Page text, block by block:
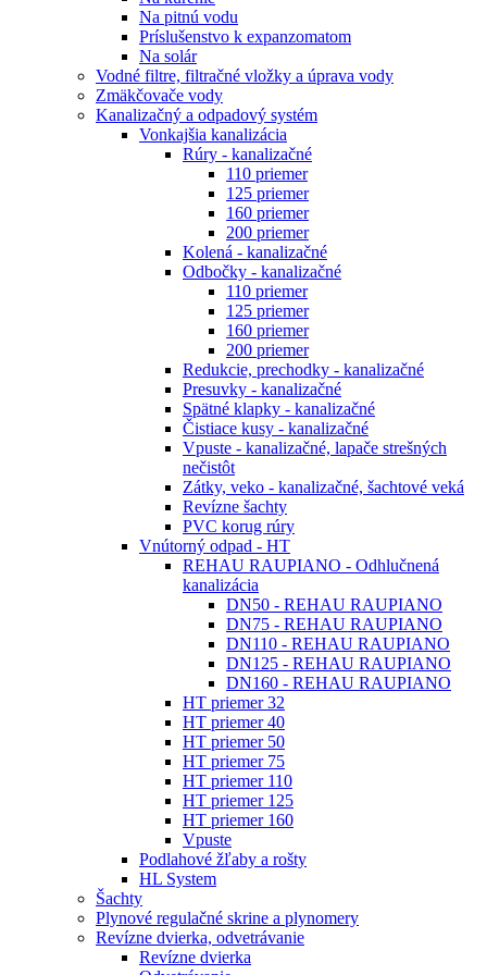
Na pitnú vodu
Príslušenstvo k expanzomatom
Na solár
Vodné filtre, filtračné vložky a úprava vody
Zmäkčovače vody
Kanalizačný a odpadový systém
Vonkajšia kanalizácia
Rúry - kanalizačné
110 priemer
125 priemer
160 priemer
200 priemer
Kolená - kanalizačné
Odbočky - kanalizačné
110 priemer
125 priemer
160 priemer
200 priemer
Redukcie, prechodky - kanalizačné
Presuvky - kanalizačné
Spätné klapky - kanalizačné
Čistiace kusy - kanalizačné
Vpuste - kanalizačné, lapače strešných
nečistôt
Zátky, veko - kanalizačné, šachtové veká
Revízne šachty
PVC korug rúry
Vnútorný odpad - HT
REHAU RAUPIANO - Odhlučnená
kanalizácia
DN50 - REHAU RAUPIANO
DN75 - REHAU RAUPIANO
DN110 - REHAU RAUPIANO
DN125 - REHAU RAUPIANO
DN160 - REHAU RAUPIANO
HT priemer 32
HT priemer 40
HT priemer 50
HT priemer 75
HT priemer 110
HT priemer 125
HT priemer 160
Vpuste
Podlahové žľaby a rošty
HL System
Šachty
Plynové regulačné skrine a plynomery
Revízne dvierka, odvetrávanie
Revízne dvierka